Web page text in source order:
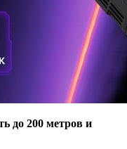
до 200 метров и